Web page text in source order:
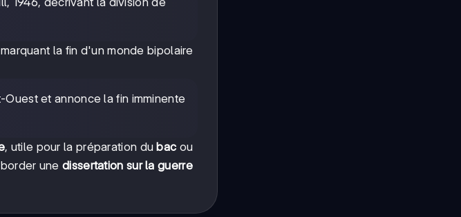
la fin d'un monde bipolaire
et annonce la fin imminente
, utile pour la préparation dubac ou
unedissertation sur la guerre